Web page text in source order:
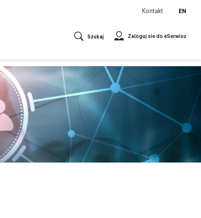
Kontakt EN
Szukaj Zaloguj sie do eSerwisu